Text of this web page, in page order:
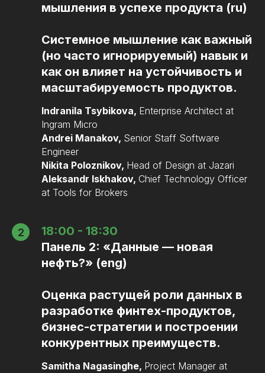
мышления в успехе продукта (ru)
Системное мышление как важный
(но часто игнорируемый) навык и
как он влияет на устойчивость и
масштабируемость продуктов.
Indranila Tsybikova, Enterprise Architect at
Ingram Micro
Andrei Manakov, Senior Staff Software
Engineer
Nikita Poloznikov, Head of Design at Jazari
Aleksandr Iskhakov, Chief Technology Officer
at Tools for Brokers
18:00 - 18:30
Панель 2: «Данные — новая
нефть?» (eng)
Оценка растущей роли данных в
разработке финтех-продуктов,
бизнес-стратегии и построении
конкурентных преимуществ.
Samitha Nagasinghe, Project Manager at